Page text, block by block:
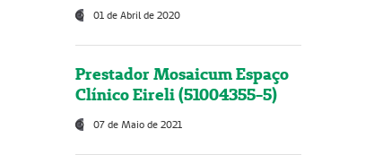
01 de Abril de 2020
Prestador Mosaicum Espaço
Clínico Eireli (51004355-5)
07 de Maio de 2021